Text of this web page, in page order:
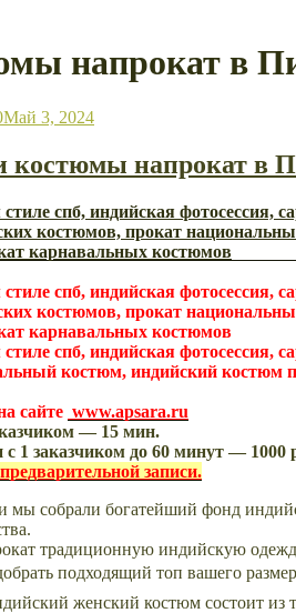
напрокат в
Май 3, 2024
костюмы напрокат в
сайте www.apsara.ru
— 15 мин.
с 1 заказчиком до 60 минут — 1000
записи.
мы собрали богатейший фонд
традиционную индийскую
подходящий топ вашего
женский костюм состоит из